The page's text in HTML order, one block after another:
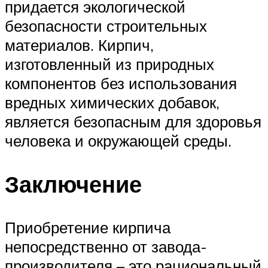
придается экологической
безопасности строительных
материалов. Кирпич,
изготовленный из природных
компонентов без использования
вредных химических добавок,
является безопасным для здоровья
человека и окружающей среды.
Заключение
Приобретение кирпича
непосредственно от завода-